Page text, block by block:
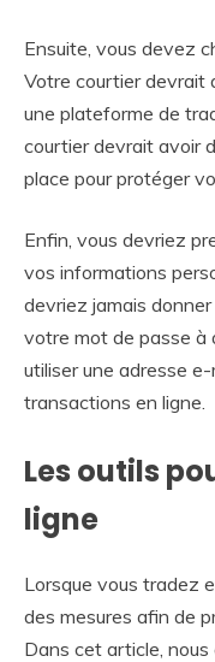
Ensuite, vous devez
Votre courtier devrait
une plateforme de
courtier devrait avoir
place pour protéger
Enfin, vous devriez
vos informations
devriez jamais
votre mot de passe à
utiliser une adresse
transactions en ligne.
Les outils
ligne
Lorsque vous tradez
des mesures afin de
Dans cet article,